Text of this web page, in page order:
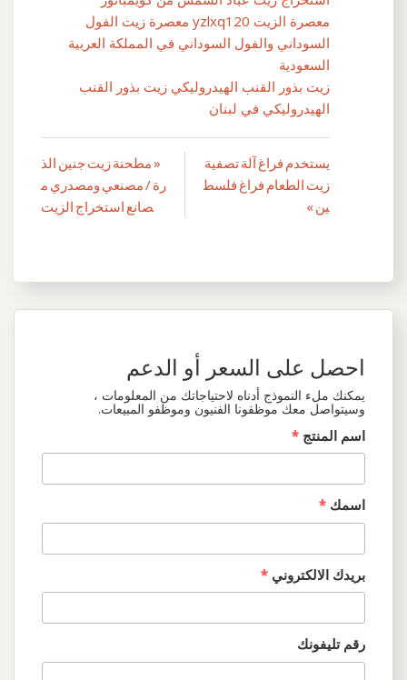
معصرة الزيت yzlxq120 معصرة زيت الفول
السوداني والفول السوداني في المملكة العربية
السعودية
زيت بذور القنب الهيدروليكي زيت بذور القنب
الهيدروليكي في لبنان
تصفّح
المقالات
« مطحنة زيت جنين الذ
رة / مصنعي ومصدري م
صانع استخراج الزيت
يستخدم فراغ آلة تصفية
زيت الطعام فراغ فلسط
ين »
احصل على السعر أو الدعم
يمكنك ملء النموذج أدناه لاحتياجاتك من المعلومات ،
وسيتواصل معك موظفونا الفنيون وموظفو المبيعات.
اسم المنتج *
اسمك *
بريدك الالكتروني *
رقم تليفونك